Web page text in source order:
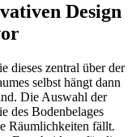
Design
dieses zentral über der
selbst hängt dann
Die Auswahl der
des Bodenbelages
Räumlichkeiten fällt.